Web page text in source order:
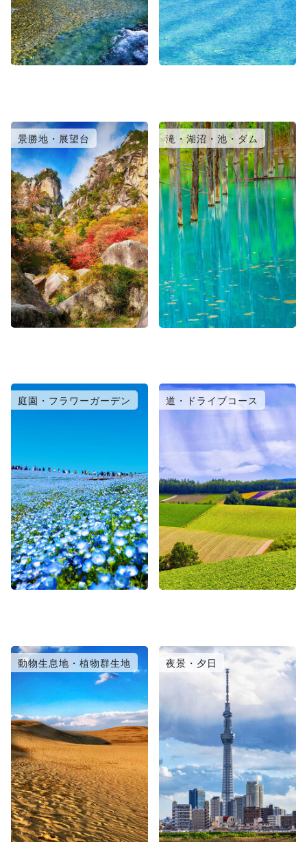
景勝地・展望台 滝・湖沼・池・ダム
庭園・フラワーガーデン 道・ドライブコース
動物生息地・植物群生地 夜景・夕日